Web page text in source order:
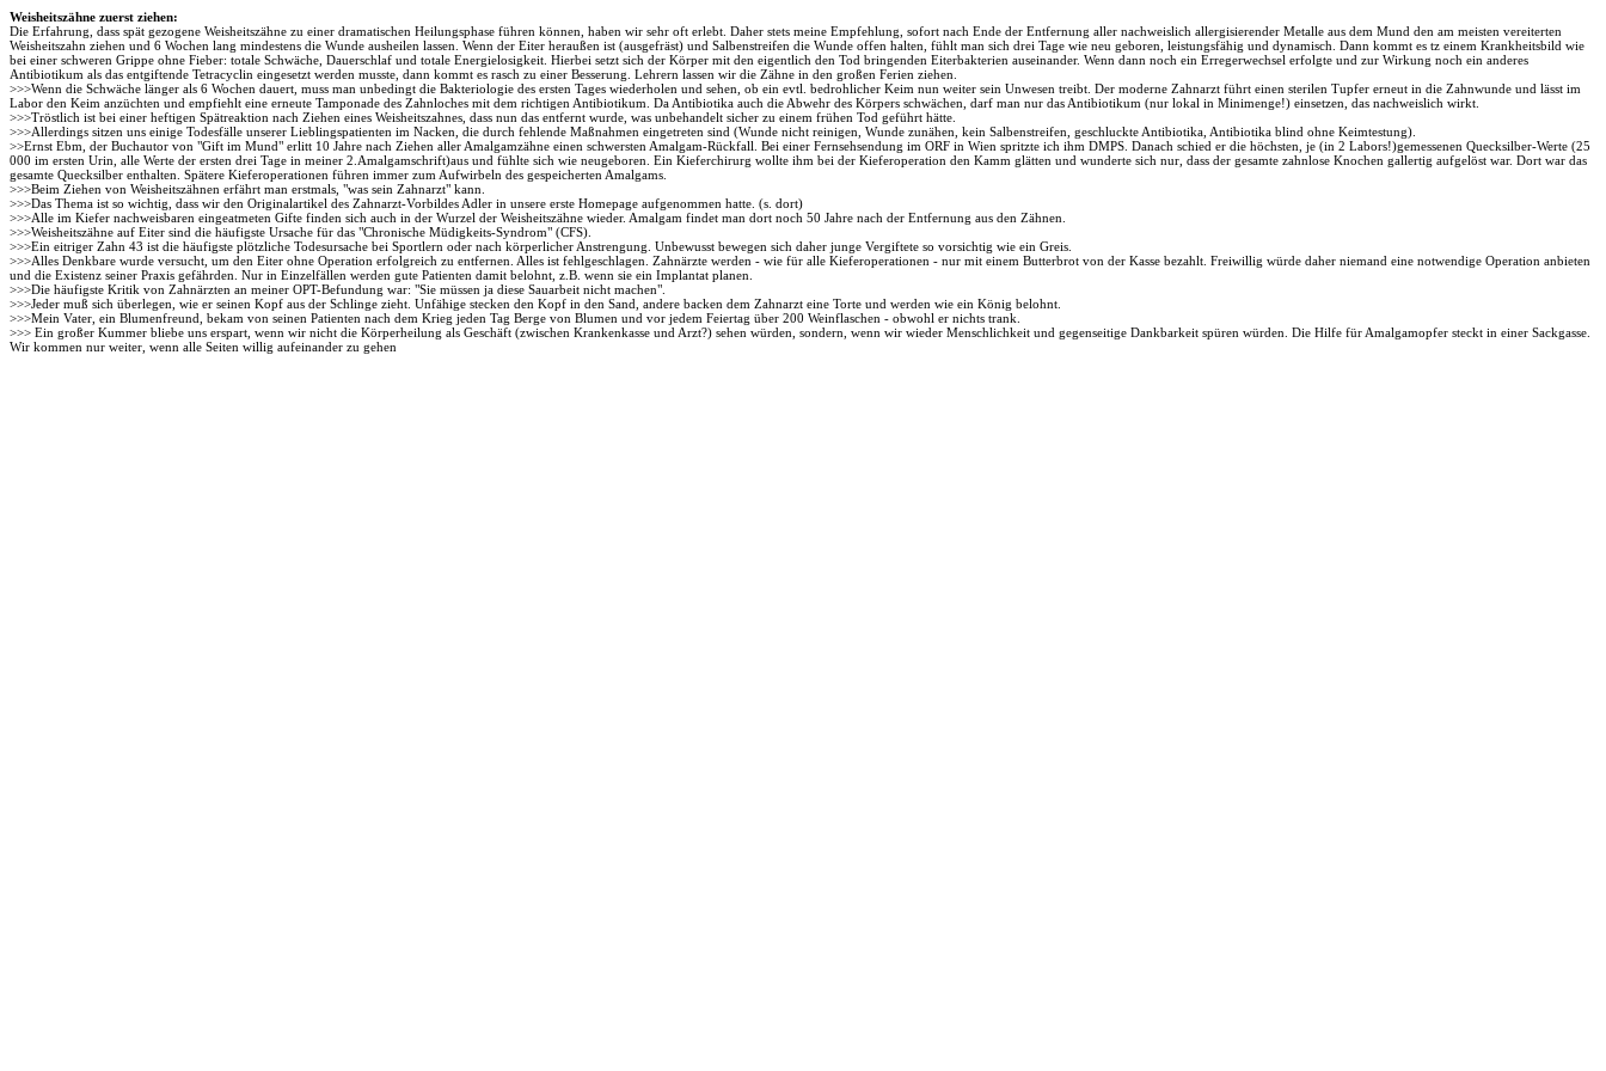
Weisheitszähne zuerst ziehen:
Die Erfahrung, dass spät gezogene Weisheitszähne zu einer dramatischen Heilungsphase führen können, haben wir sehr oft erlebt. Daher stets meine Empfehlung, sofort nach Ende der Entfernung aller nachweislich allergisierender Metalle aus dem Mund den am meisten vereiterten
Weisheitszahn ziehen und 6 Wochen lang mindestens die Wunde ausheilen lassen. Wenn der Eiter heraußen ist (ausgefräst) und Salbenstreifen die Wunde offen halten, fühlt man sich drei Tage wie neu geboren, leistungsfähig und dynamisch. Dann kommt es tz einem Krankheitsbild wie
bei einer schweren Grippe ohne Fieber: totale Schwäche, Dauerschlaf und totale Energielosigkeit. Hierbei setzt sich der Körper mit den eigentlich den Tod bringenden Eiterbakterien auseinander. Wenn dann noch ein Erregerwechsel erfolgte und zur Wirkung noch ein anderes
Antibiotikum als das entgiftende Tetracyclin eingesetzt werden musste, dann kommt es rasch zu einer Besserung. Lehrern lassen wir die Zähne in den großen Ferien ziehen.
>>>Wenn die Schwäche länger als 6 Wochen dauert, muss man unbedingt die Bakteriologie des ersten Tages wiederholen und sehen, ob ein evtl. bedrohlicher Keim nun weiter sein Unwesen treibt. Der moderne Zahnarzt führt einen sterilen Tupfer erneut in die Zahnwunde und lässt im
Labor den Keim anzüchten und empfiehlt eine erneute Tamponade des Zahnloches mit dem richtigen Antibiotikum. Da Antibiotika auch die Abwehr des Körpers schwächen, darf man nur das Antibiotikum (nur lokal in Minimenge!) einsetzen, das nachweislich wirkt.
>>>Tröstlich ist bei einer heftigen Spätreaktion nach Ziehen eines Weisheitszahnes, dass nun das entfernt wurde, was unbehandelt sicher zu einem frühen Tod geführt hätte.
>>>Allerdings sitzen uns einige Todesfälle unserer Lieblingspatienten im Nacken, die durch fehlende Maßnahmen eingetreten sind (Wunde nicht reinigen, Wunde zunähen, kein Salbenstreifen, geschluckte Antibiotika, Antibiotika blind ohne Keimtestung).
>>Ernst Ebm, der Buchautor von "Gift im Mund" erlitt 10 Jahre nach Ziehen aller Amalgamzähne einen schwersten Amalgam-Rückfall. Bei einer Fernsehsendung im ORF in Wien spritzte ich ihm DMPS. Danach schied er die höchsten, je (in 2 Labors!)gemessenen Quecksilber-Werte (25
000 im ersten Urin, alle Werte der ersten drei Tage in meiner 2.Amalgamschrift)aus und fühlte sich wie neugeboren. Ein Kieferchirurg wollte ihm bei der Kieferoperation den Kamm glätten und wunderte sich nur, dass der gesamte zahnlose Knochen gallertig aufgelöst war. Dort war das
gesamte Quecksilber enthalten. Spätere Kieferoperationen führen immer zum Aufwirbeln des gespeicherten Amalgams.
>>>Beim Ziehen von Weisheitszähnen erfährt man erstmals, "was sein Zahnarzt" kann.
>>>Das Thema ist so wichtig, dass wir den Originalartikel des Zahnarzt-Vorbildes Adler in unsere erste Homepage aufgenommen hatte. (s. dort)
>>>Alle im Kiefer nachweisbaren eingeatmeten Gifte finden sich auch in der Wurzel der Weisheitszähne wieder. Amalgam findet man dort noch 50 Jahre nach der Entfernung aus den Zähnen.
>>>Weisheitszähne auf Eiter sind die häufigste Ursache für das "Chronische Müdigkeits-Syndrom" (CFS).
>>>Ein eitriger Zahn 43 ist die häufigste plötzliche Todesursache bei Sportlern oder nach körperlicher Anstrengung. Unbewusst bewegen sich daher junge Vergiftete so vorsichtig wie ein Greis.
>>>Alles Denkbare wurde versucht, um den Eiter ohne Operation erfolgreich zu entfernen. Alles ist fehlgeschlagen. Zahnärzte werden - wie für alle Kieferoperationen - nur mit einem Butterbrot von der Kasse bezahlt. Freiwillig würde daher niemand eine notwendige Operation anbieten
und die Existenz seiner Praxis gefährden. Nur in Einzelfällen werden gute Patienten damit belohnt, z.B. wenn sie ein Implantat planen.
>>>Die häufigste Kritik von Zahnärzten an meiner OPT-Befundung war: "Sie müssen ja diese Sauarbeit nicht machen".
>>>Jeder muß sich überlegen, wie er seinen Kopf aus der Schlinge zieht. Unfähige stecken den Kopf in den Sand, andere backen dem Zahnarzt eine Torte und werden wie ein König belohnt.
>>>Mein Vater, ein Blumenfreund, bekam von seinen Patienten nach dem Krieg jeden Tag Berge von Blumen und vor jedem Feiertag über 200 Weinflaschen - obwohl er nichts trank.
>>> Ein großer Kummer bliebe uns erspart, wenn wir nicht die Körperheilung als Geschäft (zwischen Krankenkasse und Arzt?) sehen würden, sondern, wenn wir wieder Menschlichkeit und gegenseitige Dankbarkeit spüren würden. Die Hilfe für Amalgamopfer steckt in einer Sackgasse.
Wir kommen nur weiter, wenn alle Seiten willig aufeinander zu gehen